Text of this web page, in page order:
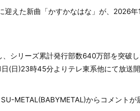
迎えた新曲「かすかなはな」が、2026
シリーズ累計発行部数640万部を突破
(日)23時45分よりテレ東系他にて放送開
METAL(BABYMETAL)からコメントが